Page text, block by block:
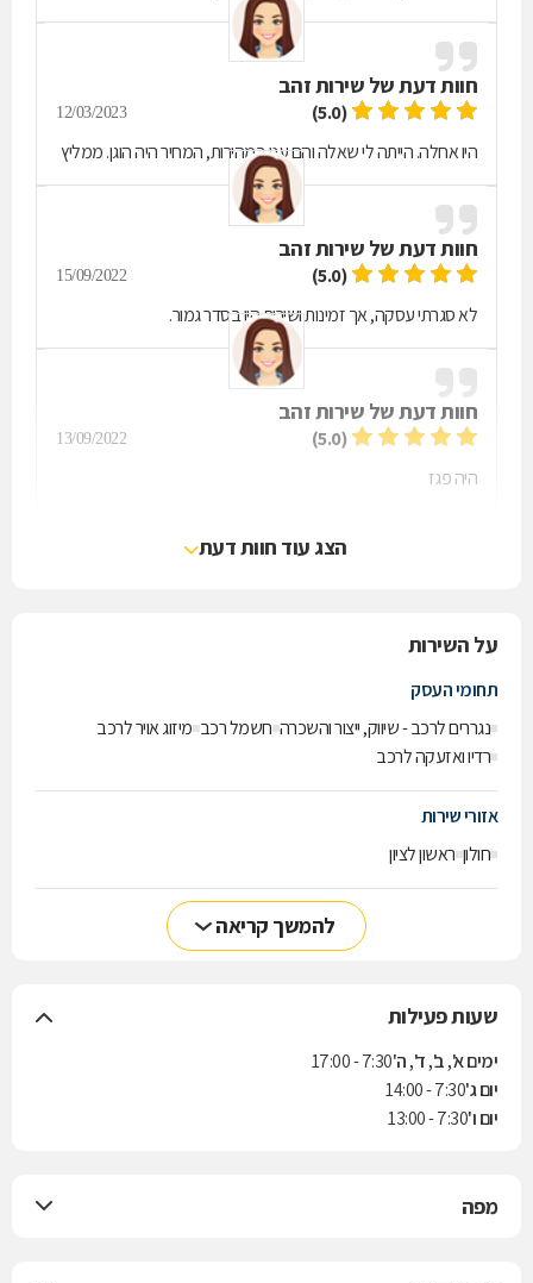
חוות דעת של שירות זהב
(5.0)
12/03/2023
היו אחלה. הייתה לי שאלה והם ענו במהירות, המחיר היה הוגן. ממליץ
חוות דעת של שירות זהב
(5.0)
15/09/2022
לא סגרתי עסקה, אך זמינות ושירות היו בסדר גמור.
חוות דעת של שירות זהב
(5.0)
13/09/2022
היה פגז
הצג עוד חוות דעת
על השירות
תחומי העסק
נגררים לרכב - שיווק, ייצור והשכרה חשמל רכב מיזוג אויר לרכב
רדיו ואזעקה לרכב
אזורי שירות
חולון ראשון לציון
להמשך קריאה
שעות פעילות
ימים א', ב', ד', ה'7:30 - 17:00
יום ג'7:30 - 14:00
יום ו'7:30 - 13:00
מפה